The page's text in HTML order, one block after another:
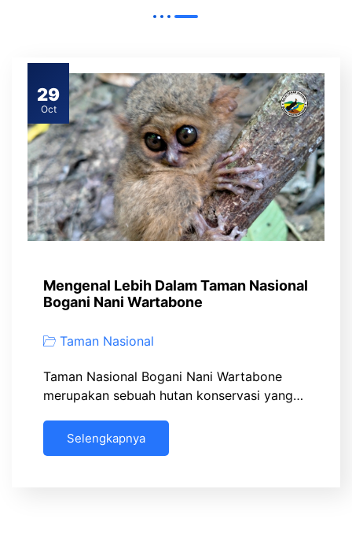
29
Oct
Mengenal Lebih Dalam Taman Nasional
Bogani Nani Wartabone
Taman Nasional
Taman Nasional Bogani Nani Wartabone
merupakan sebuah hutan konservasi yang…
Selengkapnya